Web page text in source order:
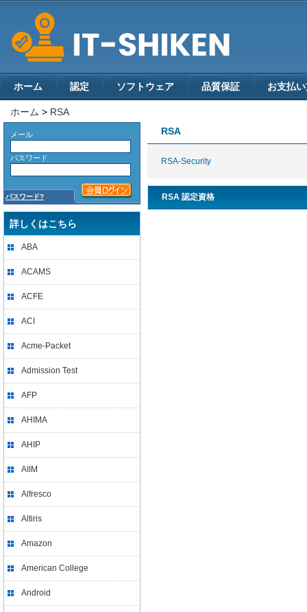
ホーム 認定 ソフトウェア 品質保証 お支払
ホーム > RSA
メール
パスワード
パスワード?
詳しくはこちら
ABA
ACAMS
ACFE
ACI
Acme-Packet
Admission Test
AFP
AHIMA
AHIP
AIIM
Alfresco
Altiris
Amazon
American College
Android
RSA
RSA-Security
RSA 認定資格